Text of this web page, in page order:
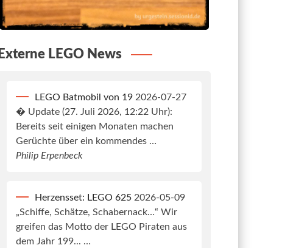
Externe LEGO News
LEGO Batmobil von 19 2026-07-27
� Update (27. Juli 2026, 12:22 Uhr):
Bereits seit einigen Monaten machen
Gerüchte über ein kommendes …
Philip Erpenbeck
Herzensset: LEGO 625 2026-05-09
„Schiffe, Schätze, Schabernack…“ Wir
greifen das Motto der LEGO Piraten aus
dem Jahr 199... …